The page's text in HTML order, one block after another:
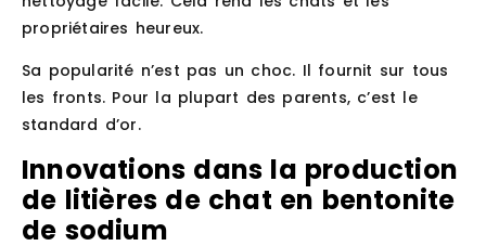
propriétaires heureux.
Sa popularité n’est pas un choc. Il fournit sur tous
les fronts. Pour la plupart des parents, c’est le
standard d’or.
Innovations dans la production
de litières de chat en bentonite
de sodium